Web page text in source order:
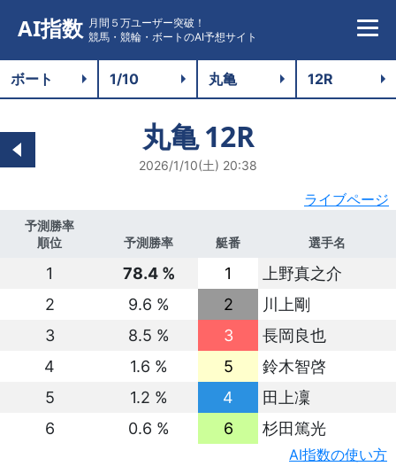
AI指数 月間５万ユーザー突破！
競馬・競輪・ボートのAI予想サイト
丸亀12R
2026/1/10(土) 20:38
ライブページ
予測勝率
順位
予測勝率 艇番 選手名
1 78.4 % 1
上野真之介
2
9.6 % 2
川上剛
3
8.5 % 3
長岡良也
4
1.6 % 5
鈴木智啓
5
1.2 % 4
田上凜
6
0.6 % 6 杉田篤光
AI指数の使い方